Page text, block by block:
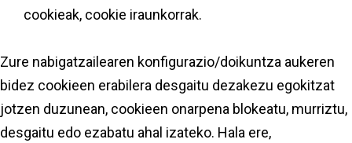
cookieak, cookie iraunkorrak.
Zure nabigatzailearen konfigurazio/doikuntza aukeren
bidez cookieen erabilera desgaitu dezakezu egokitzat
jotzen duzunean, cookieen onarpena blokeatu, murriztu,
desgaitu edo ezabatu ahal izateko. Hala ere,